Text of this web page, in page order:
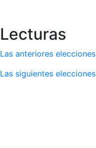
Lecturas
Las anteriores
Las siguientes